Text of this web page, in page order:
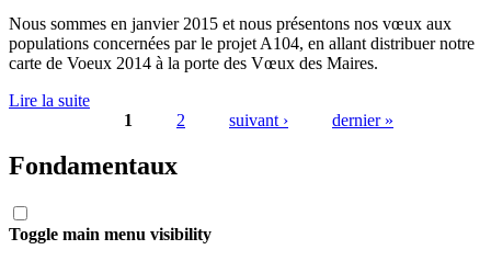
Nous sommes en janvier 2015 et nous présentons nos vœux aux
populations concernées par le projet A104, en allant distribuer notre
carte de Voeux 2014 à la porte des Vœux des Maires.
Lire la suite
1 2 suivant › dernier »
Fondamentaux
Toggle main menu visibility